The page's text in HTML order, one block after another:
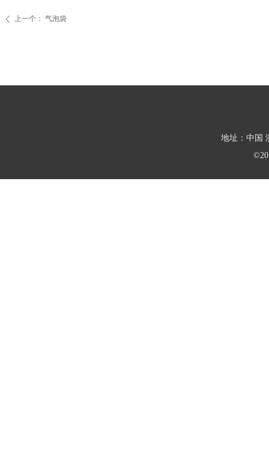
ꄴ 上一个： 气泡袋
地址：中国